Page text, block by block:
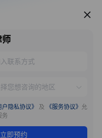
服务推荐
户隐私协议》 及 《服务协议》 允
务
立即预约